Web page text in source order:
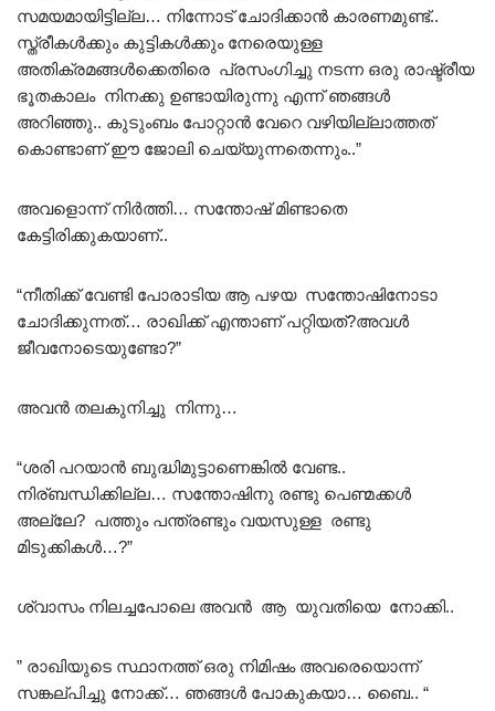
സമയമായിട്ടില്ല… നിന്നോട് ചോദിക്കാൻ കാരണമുണ്ട്..
സ്ത്രീകൾക്കും കുട്ടികൾക്കും നേരെയുള്ള
അതിക്രമങ്ങൾക്കെതിരെ പ്രസംഗിച്ചു നടന്ന ഒരു രാഷ്ട്രീയ
ഭൂതകാലം നിനക്കു ഉണ്ടായിരുന്നു എന്ന് ഞങ്ങൾ
അറിഞ്ഞു.. കുടുംബം പോറ്റാൻ വേറെ വഴിയില്ലാത്തത്
കൊണ്ടാണ് ഈ ജോലി ചെയ്യുന്നതെന്നും..”
അവളൊന്ന് നിർത്തി… സന്തോഷ് മിണ്ടാതെ
കേട്ടിരിക്കുകയാണ്..
“നീതിക്ക് വേണ്ടി പോരാടിയ ആ പഴയ സന്തോഷിനോടാ
ചോദിക്കുന്നത്… രാഖിക്ക് എന്താണ് പറ്റിയത്?അവൾ
ജീവനോടെയുണ്ടോ?”
അവൻ തലകുനിച്ചു നിന്നു…
“ശരി പറയാൻ ബുദ്ധിമുട്ടാണെങ്കിൽ വേണ്ട..
നിര്ബന്ധിക്കില്ല… സന്തോഷിനു രണ്ടു പെണ്മക്കൾ
അല്ലേ? പത്തും പന്ത്രണ്ടും വയസുള്ള രണ്ടു
മിടുക്കികൾ…?”
ശ്വാസം നിലച്ചപോലെ അവൻ ആ യുവതിയെ നോക്കി..
” രാഖിയുടെ സ്ഥാനത്ത് ഒരു നിമിഷം അവരെയൊന്ന്
സങ്കല്പിച്ചു നോക്ക്… ഞങ്ങൾ പോകുകയാ… ബൈ.. “